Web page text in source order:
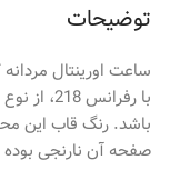
توضیحات
با
باشد. رنگ قاب این
صفحه آن نارنجی بوده